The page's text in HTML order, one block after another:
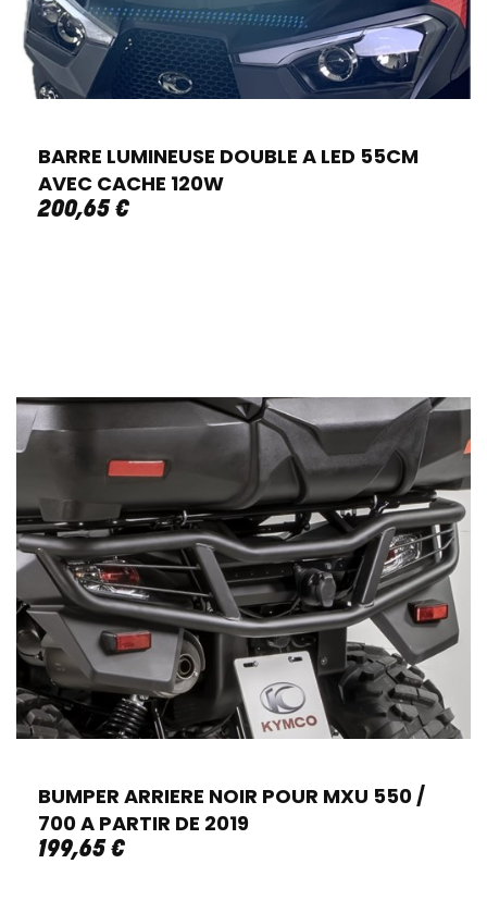
BARRE LUMINEUSE DOUBLE A LED 55CM
AVEC CACHE 120W
200,65 €
BUMPER ARRIERE NOIR POUR MXU 550 /
700 A PARTIR DE 2019
199,65 €